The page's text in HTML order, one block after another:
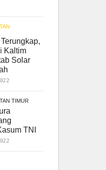
Kaltim
Solar
TIMUR
TNI